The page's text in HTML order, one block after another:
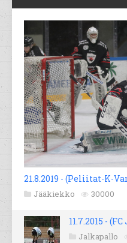
21.8.2019 - (Peliitat-K-
Jääkiekko 30000
11.7.2015 -
Jalkapallo